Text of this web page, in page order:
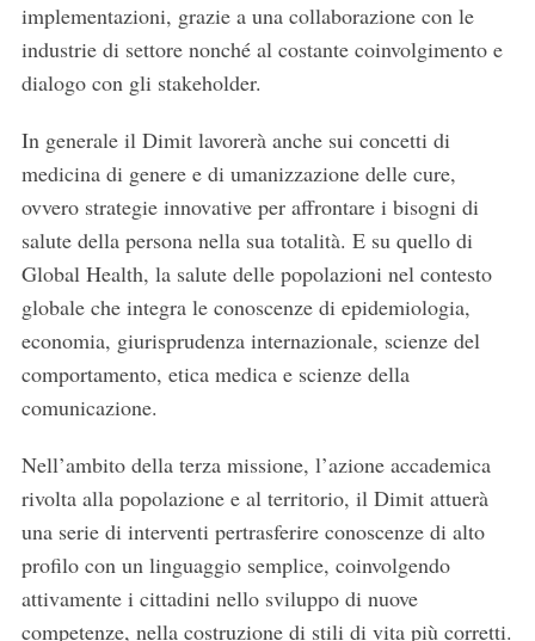
implementazioni, grazie a una collaborazione con le
industrie di settore nonché al costante coinvolgimento e
dialogo con gli stakeholder.
In generale il Dimit lavorerà anche sui concetti di
medicina di genere e di umanizzazione delle cure,
ovvero strategie innovative per affrontare i bisogni di
salute della persona nella sua totalità. E su quello di
Global Health, la salute delle popolazioni nel contesto
globale che integra le conoscenze di epidemiologia,
economia, giurisprudenza internazionale, scienze del
comportamento, etica medica e scienze della
comunicazione.
Nell’ambito della terza missione, l’azione accademica
rivolta alla popolazione e al territorio, il Dimit attuerà
una serie di interventi pertrasferire conoscenze di alto
profilo con un linguaggio semplice, coinvolgendo
attivamente i cittadini nello sviluppo di nuove
competenze, nella costruzione di stili di vita più corretti.
o
r
: